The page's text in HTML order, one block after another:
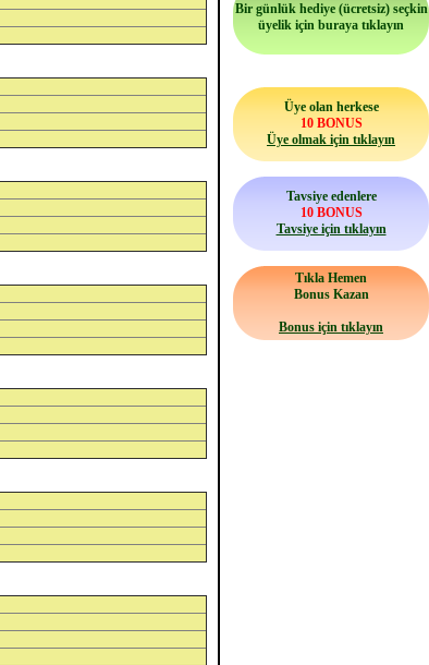
Bir günlük hediye (ücretsiz) seçkin
üyelik için buraya tıklayın
Üye olan herkese
10 BONUS
Üye olmak için tıklayın
Tavsiye edenlere
10 BONUS
Tavsiye için tıklayın
Tıkla Hemen
Bonus Kazan
Bonus için tıklayın